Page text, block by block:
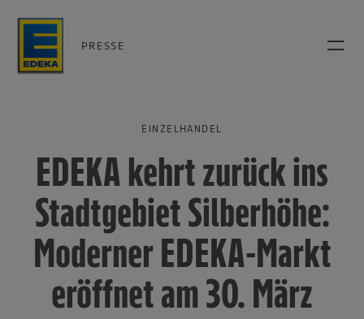
PRESSE
EINZELHANDEL
EDEKA kehrt zurück ins
Stadtgebiet Silberhöhe:
Moderner EDEKA-Markt
eröffnet am 30. März